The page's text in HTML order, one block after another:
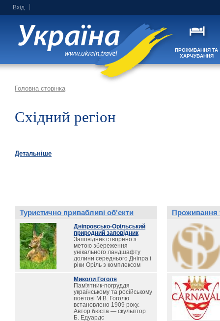
Вхід
ПРОЖИВАННЯ ТА
ХАРЧУВАННЯ
Головна сторінка
Східний регіон
Детальніше
Туристично привабливі об'єкти
Дніпровсько-Орільський
природний заповідник
Заповідник створено з
метою збереження
унікального ландшафту
долини середнього Дніпра і
ріки Оріль з комплексом
характерної флори і фауни.
Він є природоохоронною
науково-дослідною
установою
загальнодержавного
значення.
Миколи Гоголя
Пам'ятник-погруддя
українському та російському
поетові М.В. Гоголю
встановлено 1909 року.
Автор бюста — скульптор
Б. Едуардс
Проживання